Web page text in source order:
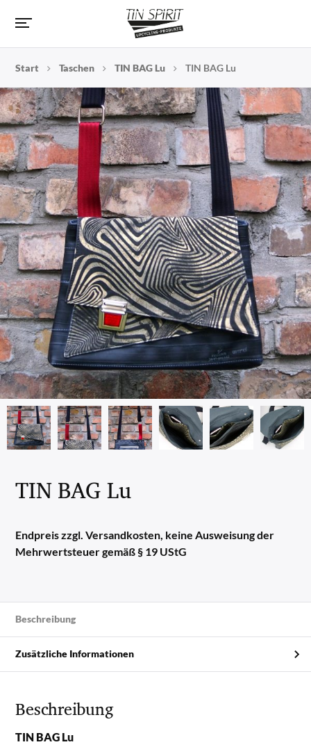
Start Taschen TIN BAG Lu TIN BAG Lu
TIN BAG Lu
Endpreis zzgl. Versandkosten, keine Ausweisung der
Mehrwertsteuer gemäß § 19 UStG
Beschreibung
Zusätzliche Informationen
Beschreibung
TIN BAG Lu